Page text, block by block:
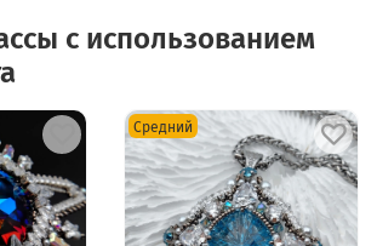
с использованием
Средний